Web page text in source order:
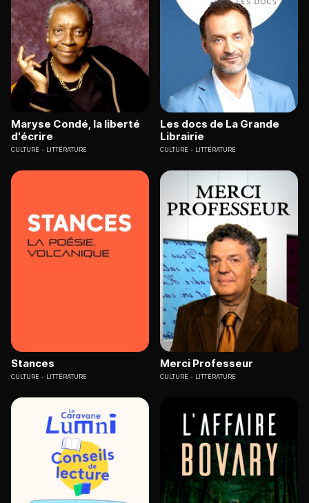
Maryse Condé, la liberté
d'écrire
CULTURE LITTÉRATURE
Les docs de La Grande
Librairie
CULTURE LITTÉRATURE
Stances
CULTURE LITTÉRATURE
Merci Professeur
CULTURE LITTÉRATURE